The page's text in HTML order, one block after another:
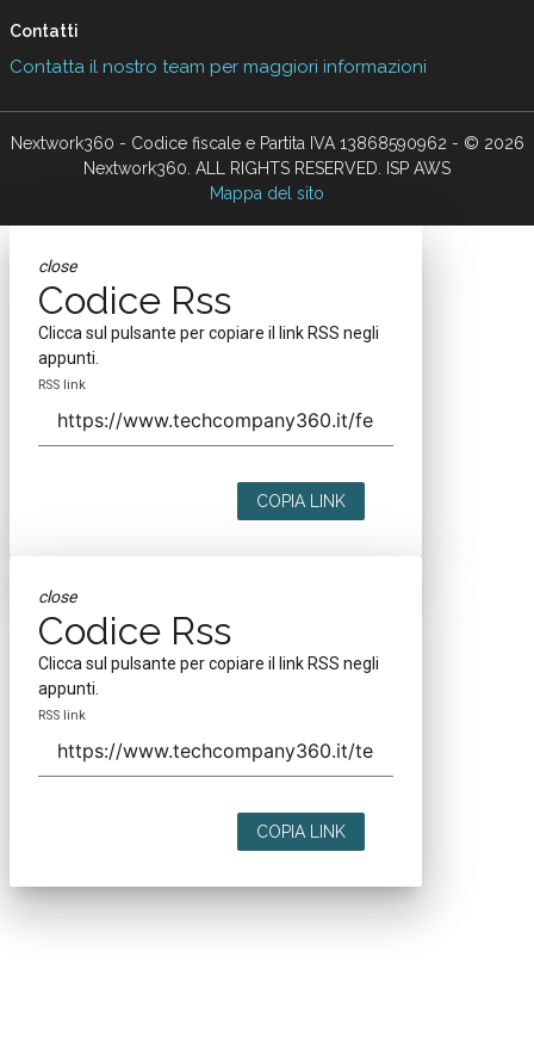
Contatti
Contatta il nostro team per maggiori informazioni
Nextwork360 - Codice fiscale e Partita IVA 13868590962 - © 2026
Nextwork360. ALL RIGHTS RESERVED. ISP AWS
Mappa del sito
close
Codice Rss
Clicca sul pulsante per copiare il link RSS negli
appunti.
RSS link
COPIA LINK
close
Codice Rss
Clicca sul pulsante per copiare il link RSS negli
appunti.
RSS link
COPIA LINK